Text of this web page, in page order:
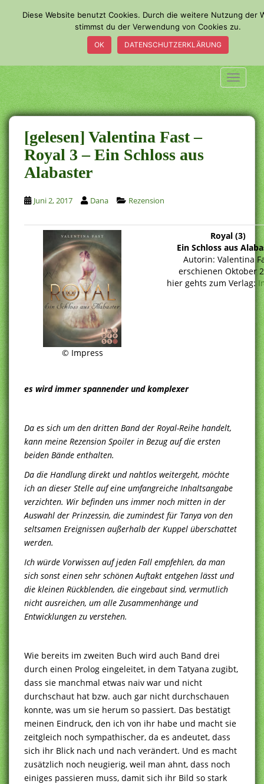
m
a
i
n
c
o
n
t
e
n
t
[gelesen] Valentina Fast –
Royal 3 – Ein Schloss aus
Alabaster
Juni 2, 2017 Dana Rezension
© Impress
Royal (3)
Ein Schloss aus
Autorin: Valentina
erschienen Oktober
hier gehts zum Verlag:
es wird immer spannender und komplexer
Da es sich um den dritten Band der Royal-Reihe handelt,
kann meine Rezension Spoiler in Bezug auf die ersten
beiden Bände enthalten.
Da die Handlung direkt und nahtlos weitergeht, möchte
ich an dieser Stelle auf eine umfangreiche Inhaltsangabe
verzichten. Wir befinden uns immer noch mitten in der
Auswahl der Prinzessin, die zumindest für Tanya von den
seltsamen Ereignissen außerhalb der Kuppel überschattet
werden.
Ich würde Vorwissen auf jeden Fall empfehlen, da man
sich sonst einen sehr schönen Auftakt entgehen lässt und
die kleinen Rückblenden, die eingebaut sind, vermutlich
nicht ausreichen, um alle Zusammenhänge und
Entwicklungen zu verstehen.
Wie bereits im zweiten Buch wird auch Band drei
durch einen Prolog eingeleitet, in dem Tatyana zugibt,
dass sie manchmal etwas naiv war und nicht
durchschaut hat bzw. auch gar nicht durchschauen
konnte, was um sie herum so passiert. Das bestätigt
meinen Eindruck, den ich von ihr habe und macht sie
zeitgleich noch sympathischer, da es andeutet, dass
sich ihr Blick nach und nach verändert. Und es macht
zusätzlich noch neugierig, weil man ahnt, dass noch
einiges passieren muss, damit sich ihr Bild so stark
Diese Website benutzt Cookies. Durch die weitere Nutzung der
stimmst du der Verwendung von Cookies zu.
OK DATENSCHUTZERKLÄRUNG